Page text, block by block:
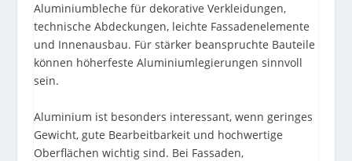
Aluminiumbleche für dekorative Verkleidungen,
technische Abdeckungen, leichte Fassadenelemente
und Innenausbau. Für stärker beanspruchte Bauteile
können höherfeste Aluminiumlegierungen sinnvoll
sein.
Aluminium ist besonders interessant, wenn geringes
Gewicht, gute Bearbeitbarkeit und hochwertige
Oberflächen wichtig sind. Bei Fassaden,